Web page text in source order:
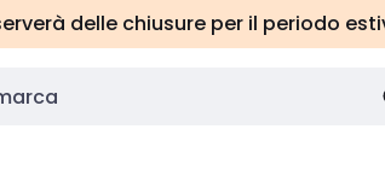
delle chiusure per il periodo